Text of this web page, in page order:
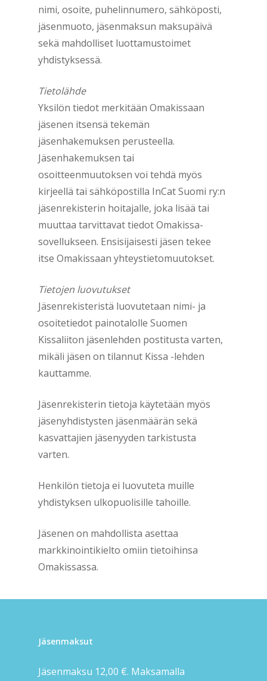
nimi, osoite, puhelinnumero, sähköposti,
jäsenmuoto, jäsenmaksun maksupäivä
sekä mahdolliset luottamustoimet
yhdistyksessä.
Tietolähde
Yksilön tiedot merkitään Omakissaan
jäsenen itsensä tekemän
jäsenhakemuksen perusteella.
Jäsenhakemuksen tai
osoitteenmuutoksen voi tehdä myös
kirjeellä tai sähköpostilla InCat Suomi ry:n
jäsenrekisterin hoitajalle, joka lisää tai
muuttaa tarvittavat tiedot Omakissa-
sovellukseen. Ensisijaisesti jäsen tekee
itse Omakissaan yhteystietomuutokset.
Tietojen luovutukset
Jäsenrekisteristä luovutetaan nimi- ja
osoitetiedot painotalolle Suomen
Kissaliiton jäsenlehden postitusta varten,
mikäli jäsen on tilannut Kissa -lehden
kauttamme.
Jäsenrekisterin tietoja käytetään myös
jäsenyhdistysten jäsenmäärän sekä
kasvattajien jäsenyyden tarkistusta
varten.
Henkilön tietoja ei luovuteta muille
yhdistyksen ulkopuolisille tahoille.
Jäsenen on mahdollista asettaa
markkinointikielto omiin tietoihinsa
Omakissassa.
Jäsenmaksut
Jäsenmaksu 12,00 €. Maksamalla